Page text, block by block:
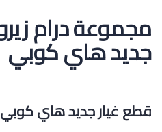
جديد هاي كوبي
قطع غيار جديد هاي كوبي